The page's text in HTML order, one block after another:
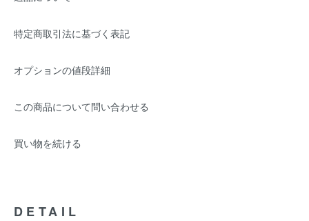
特定商取引法に基づく表記
オプションの値段詳細
この商品について問い合わせる
買い物を続ける
DETAIL